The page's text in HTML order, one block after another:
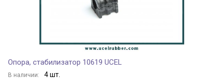
Опора, стабилизатор 10619 UCEL
В наличии: 4 шт.